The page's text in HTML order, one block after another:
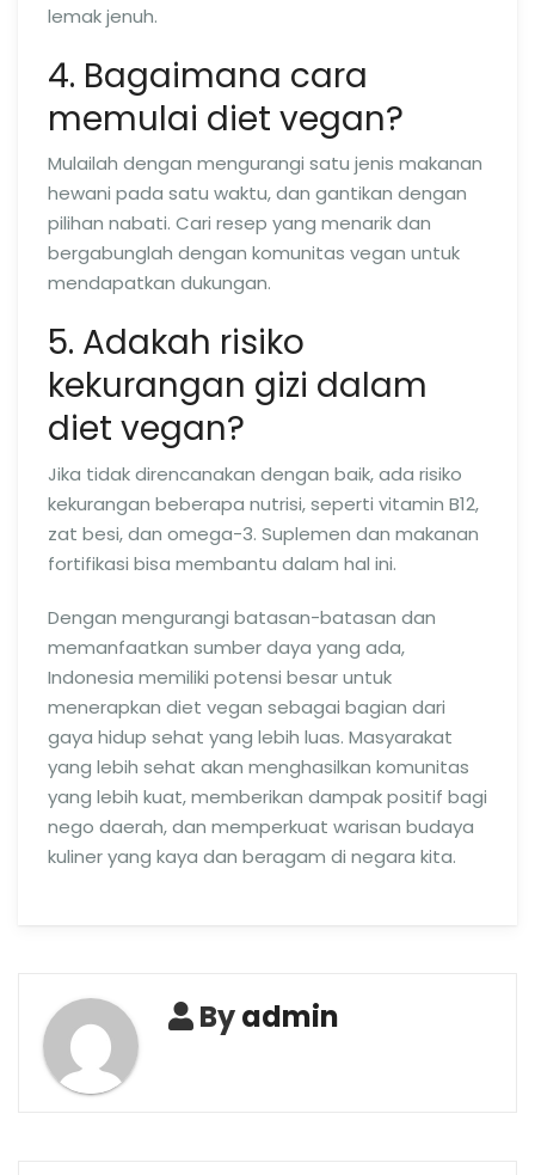
lemak jenuh.
4. Bagaimana cara
memulai diet vegan?
Mulailah dengan mengurangi satu jenis makanan
hewani pada satu waktu, dan gantikan dengan
pilihan nabati. Cari resep yang menarik dan
bergabunglah dengan komunitas vegan untuk
mendapatkan dukungan.
5. Adakah risiko
kekurangan gizi dalam
diet vegan?
Jika tidak direncanakan dengan baik, ada risiko
kekurangan beberapa nutrisi, seperti vitamin B12,
zat besi, dan omega-3. Suplemen dan makanan
fortifikasi bisa membantu dalam hal ini.
Dengan mengurangi batasan-batasan dan
memanfaatkan sumber daya yang ada,
Indonesia memiliki potensi besar untuk
menerapkan diet vegan sebagai bagian dari
gaya hidup sehat yang lebih luas. Masyarakat
yang lebih sehat akan menghasilkan komunitas
yang lebih kuat, memberikan dampak positif bagi
nego daerah, dan memperkuat warisan budaya
kuliner yang kaya dan beragam di negara kita.
Byadmin